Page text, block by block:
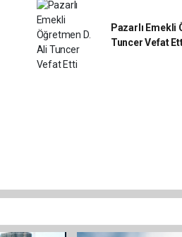
Pazarlı Emekli
Tuncer Vefat